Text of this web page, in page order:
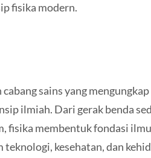
fisika modern.
sains yang
ilmiah. Dari gerak benda
fisika membentuk fondasi
teknologi, kesehatan, dan